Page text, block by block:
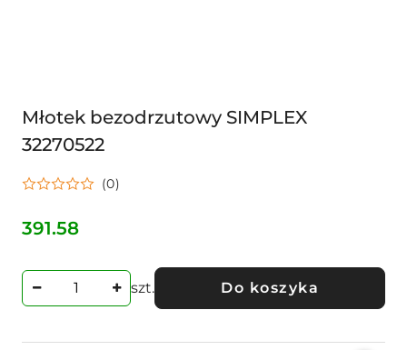
Młotek bezodrzutowy SIMPLEX
32270522
(0)
Cena:
391.58
szt. Do koszyka